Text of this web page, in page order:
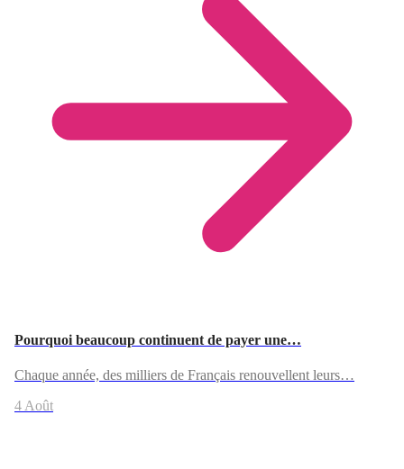
Pourquoi beaucoup continuent de payer une…
Chaque année, des milliers de Français renouvellent leurs…
4 Août